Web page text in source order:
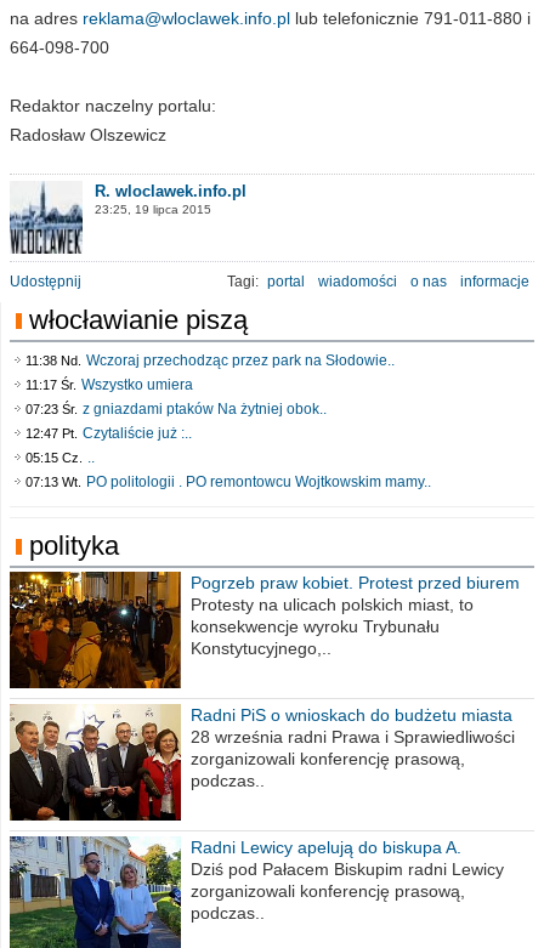
na adres reklama@wloclawek.info.pl lub telefonicznie 791-011-880 i
664-098-700
Redaktor naczelny portalu:
Radosław Olszewicz
R. wloclawek.info.pl
23:25, 19 lipca 2015
Udostępnij Tagi: portal wiadomości o nas informacje
włocławianie piszą
11:38 Nd. Wczoraj przechodząc przez park na Słodowie..
11:17 Śr. Wszystko umiera
07:23 Śr. z gniazdami ptaków Na żytniej obok..
12:47 Pt. Czytaliście już :..
05:15 Cz. ..
07:13 Wt. PO politologii . PO remontowcu Wojtkowskim mamy..
polityka
Pogrzeb praw kobiet. Protest przed biurem
poselskim PiS
Protesty na ulicach polskich miast, to
konsekwencje wyroku Trybunału
Konstytucyjnego,..
Radni PiS o wnioskach do budżetu miasta
na 2021 rok
28 września radni Prawa i Sprawiedliwości
zorganizowali konferencję prasową,
podczas..
Radni Lewicy apelują do biskupa A.
Wiesława Meringa
Dziś pod Pałacem Biskupim radni Lewicy
zorganizowali konferencję prasową,
podczas..